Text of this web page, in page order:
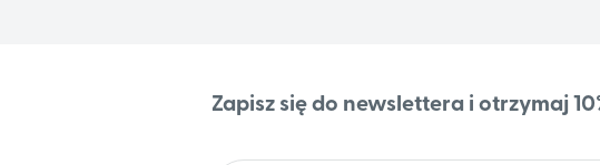
Zapisz się do newslettera i otrzymaj